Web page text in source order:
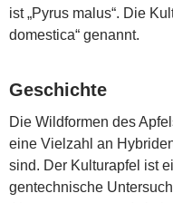
ist „Pyrus malus“. Die
domestica“ genannt.
Geschichte
Die Wildformen des
eine Vielzahl an
sind. Der Kulturapfel ist
gentechnische